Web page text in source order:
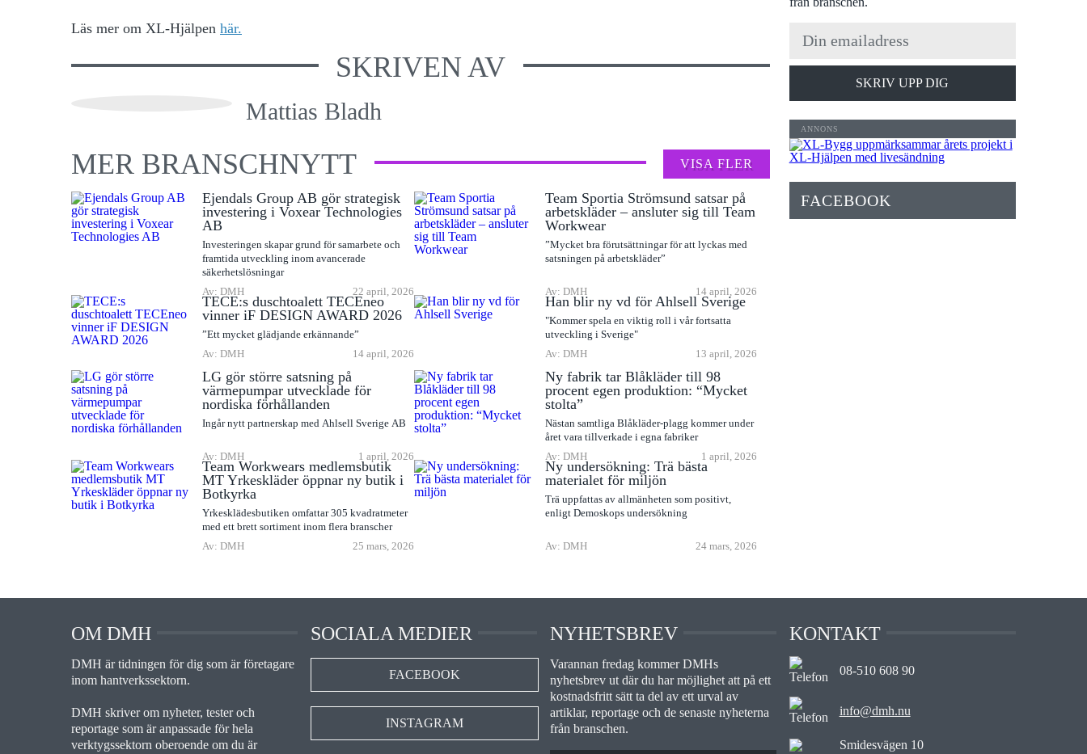
Läs mer om XL-Hjälpen här.
SKRIVEN AV
Mattias Bladh
MER BRANSCHNYTT VISA FLER
Ejendals Group AB gör strategisk
investering i Voxear Technologies
AB
Investeringen skapar grund för samarbete och
framtida utveckling inom avancerade
säkerhetslösningar
Av: DMH
22 april, 2026
Team Sportia Strömsund satsar på
arbetskläder – ansluter sig till Team
Workwear
”Mycket bra förutsättningar för att lyckas med
satsningen på arbetskläder”
Av: DMH 14 april, 2026
TECE:s duschtoalett TECEneo
vinner iF DESIGN AWARD 2026
”Ett mycket glädjande erkännande”
Av: DMH
14 april, 2026
Han blir ny vd för Ahlsell Sverige
"Kommer spela en viktig roll i vår fortsatta
utveckling i Sverige"
Av: DMH
13 april, 2026
LG gör större satsning på
värmepumpar utvecklade för
nordiska förhållanden
Ingår nytt partnerskap med Ahlsell Sverige AB
Av: DMH 1 april, 2026
Ny fabrik tar Blåkläder till 98
procent egen produktion: “Mycket
stolta”
Nästan samtliga Blåkläder-plagg kommer under
året vara tillverkade i egna fabriker
Av: DMH
1 april, 2026
Team Workwears medlemsbutik
MT Yrkeskläder öppnar ny butik i
Botkyrka
Yrkesklädesbutiken omfattar 305 kvadratmeter
med ett brett sortiment inom flera branscher
Av: DMH
25 mars, 2026
Ny undersökning: Trä bästa
materialet för miljön
Trä uppfattas av allmänheten som positivt,
enligt Demoskops undersökning
Av: DMH 24 mars, 2026
SKRIV UPP DIG
FACEBOOK
OM DMH
DMH är tidningen för dig som är företagare
inom hantverkssektorn.
DMH skriver om nyheter, tester och
reportage som är anpassade för hela
verktygssektorn oberoende om du är
SOCIALA MEDIER
FACEBOOK
INSTAGRAM
NYHETSBREV
Varannan fredag kommer DMHs
nyhetsbrev ut där du har möjlighet att på ett
kostnadsfritt sätt ta del av ett urval av
artiklar, reportage och de senaste nyheterna
från branschen.
KONTAKT
08-510 608 90
info@dmh.nu
Smidesvägen 10